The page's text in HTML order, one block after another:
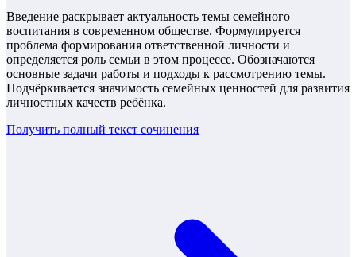
Введение раскрывает актуальность темы семейного
воспитания в современном обществе. Формулируется
проблема формирования ответственной личности и
определяется роль семьи в этом процессе. Обозначаются
основные задачи работы и подходы к рассмотрению темы.
Подчёркивается значимость семейных ценностей для развития
личностных качеств ребёнка.
Получить полный текст сочинения